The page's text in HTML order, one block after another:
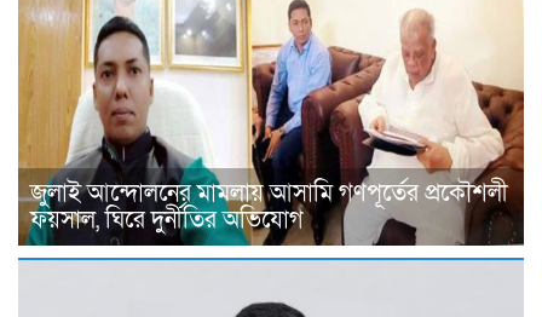
জুলাই আন্দোলনের মামলায় আসামি গণপূর্তের প্রকৌশলী
ফয়সাল, ঘিরে দুর্নীতির অভিযোগ